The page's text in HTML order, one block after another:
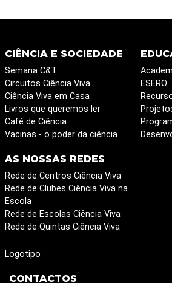
CIÊNCIA E SOCIEDADE
Semana C&T
Circuitos Ciência Viva
Ciência Viva em Casa
Livros que queremos ler
Café de Ciência
Vacinas - o poder da ciência
ESERO
AS NOSSAS REDES
Rede de Centros Ciência Viva
Rede de Clubes Ciência Viva na
Escola
Rede de Escolas Ciência Viva
Rede de Quintas Ciência Viva
Logotipo
CONTACTOS